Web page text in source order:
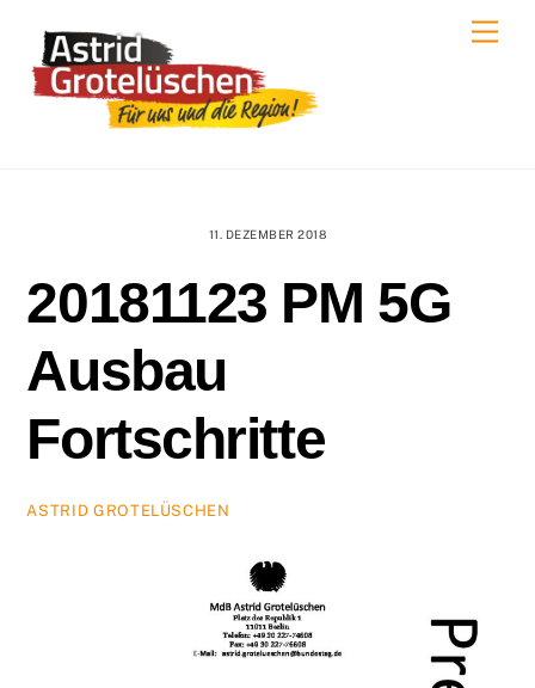
content
11. DEZEMBER 2018
20181123 PM 5G
Ausbau
Fortschritte
ASTRID GROTELÜSCHEN